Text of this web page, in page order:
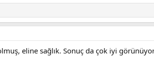
eline sağlık. Sonuç da çok iyi